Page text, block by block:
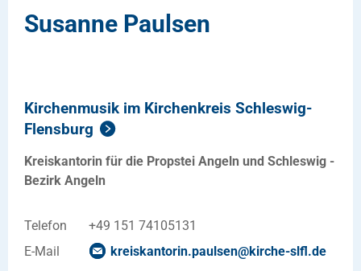
Susanne Paulsen
Kirchenmusik im Kirchenkreis Schleswig-
Flensburg
Kreiskantorin für die Propstei Angeln und Schleswig -
Bezirk Angeln
Telefon
+49 151 74105131
E-Mail
kreiskantorin.paulsen@kirche-slfl.de